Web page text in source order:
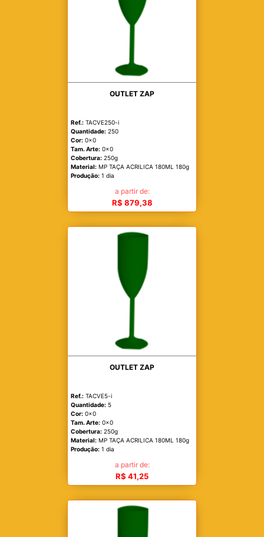
OUTLET ZAP
Ref.: TACVE250-i
Quantidade: 250
Cor: 0x0
Tam. Arte: 0x0
Cobertura: 250g
Material: MP TAÇA ACRILICA 180ML 180g
Produção: 1 dia
a partir de:
R$ 879,38
OUTLET ZAP
Ref.: TACVE5-i
Quantidade: 5
Cor: 0x0
Tam. Arte: 0x0
Cobertura: 250g
Material: MP TAÇA ACRILICA 180ML 180g
Produção: 1 dia
a partir de:
R$ 41,25